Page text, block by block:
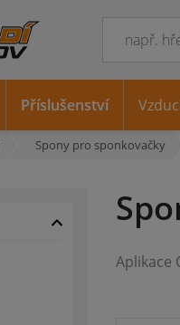
Spony pro sponkovačky
Aplikace
Příslušenství